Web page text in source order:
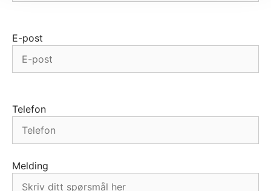
E-post
Telefon
Melding